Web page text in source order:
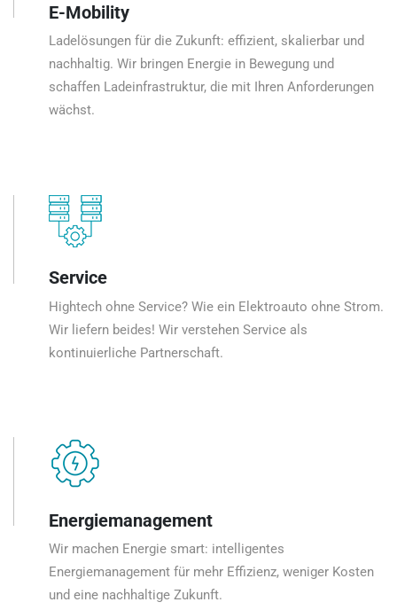
E-Mobility
Ladelösungen für die Zukunft: effizient, skalierbar und
nachhaltig. Wir bringen Energie in Bewegung und
schaffen Ladeinfrastruktur, die mit Ihren Anforderungen
wächst.
Service
Hightech ohne Service? Wie ein Elektroauto ohne Strom.
Wir liefern beides! Wir verstehen Service als
kontinuierliche Partnerschaft.
Energiemanagement
Wir machen Energie smart: intelligentes
Energiemanagement für mehr Effizienz, weniger Kosten
und eine nachhaltige Zukunft.